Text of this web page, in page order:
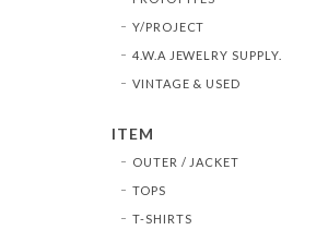
Y/PROJECT
4.W.A JEWELRY SUPPLY.
VINTAGE & USED
ITEM
OUTER / JACKET
TOPS
T-SHIRTS